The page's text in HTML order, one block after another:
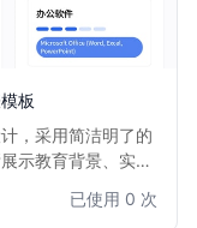
板
，采用简洁明了的
示教育背景、实习
想选择。
已使用 0 次